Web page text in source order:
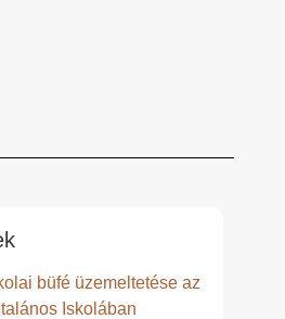
büfé üzemeltetése az
Iskolában